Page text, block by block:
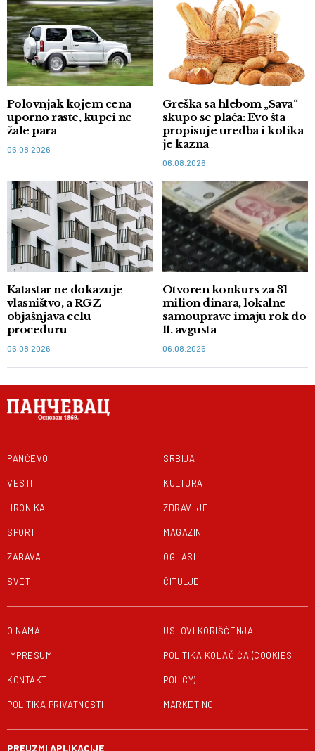
Polovnjak kojem cena
uporno raste, kupci ne
žale para
06.08.2026
Greška sa hlebom „Sava“
skupo se plaća: Evo šta
propisuje uredba i kolika
je kazna
06.08.2026
Katastar ne dokazuje
vlasništvo, a RGZ
objašnjava celu
proceduru
06.08.2026
Otvoren konkurs za 31
milion dinara, lokalne
samouprave imaju rok do
11. avgusta
06.08.2026
PANČEVO
VESTI
HRONIKA
SPORT
ZABAVA
SVET
SRBIJA
KULTURA
ZDRAVLJE
MAGAZIN
OGLASI
ČITULJE
O NAMA
IMPRESUM
KONTAKT
POLITIKA PRIVATNOSTI
USLOVI KORIŠĆENJA
POLITIKA KOLAČIĆA (COOKIES
POLICY)
MARKETING
PREUZMI APLIKACIJE